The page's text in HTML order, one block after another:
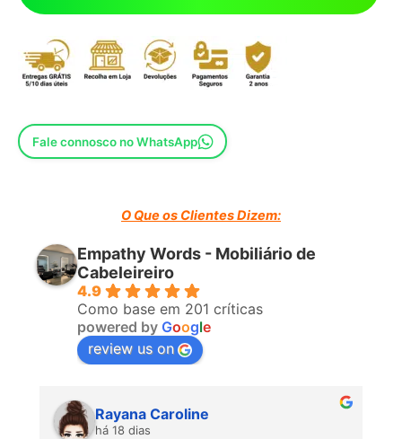
Fale connosco no WhatsApp
O Que os Clientes Dizem:
Empathy Words - Mobiliário de
Cabeleireiro
4.9
Como base em 201 críticas
powered by Google
review us on
Rayana Caroline
há 18 dias